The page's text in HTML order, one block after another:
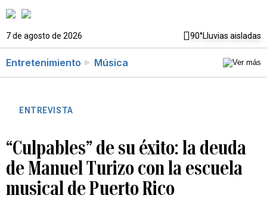
7 de agosto de 2026 90°Lluvias aisladas
Entretenimiento Música
ENTREVISTA
“Culpables” de su éxito: la deuda
de Manuel Turizo con la escuela
musical de Puerto Rico